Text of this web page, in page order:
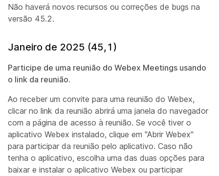
Não haverá novos recursos ou correções de bugs na
versão 45.2.
Janeiro de 2025 (45,1)
Participe de uma reunião do Webex Meetings usando
o link da reunião.
Ao receber um convite para uma reunião do Webex,
clicar no link da reunião abrirá uma janela do navegador
com a página de acesso à reunião. Se você tiver o
aplicativo Webex instalado, clique em "Abrir Webex"
para participar da reunião pelo aplicativo. Caso não
tenha o aplicativo, escolha uma das duas opções para
baixar e instalar o aplicativo Webex ou participar